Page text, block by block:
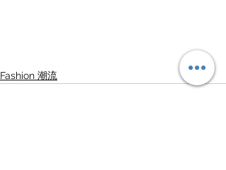
Fashion 潮流